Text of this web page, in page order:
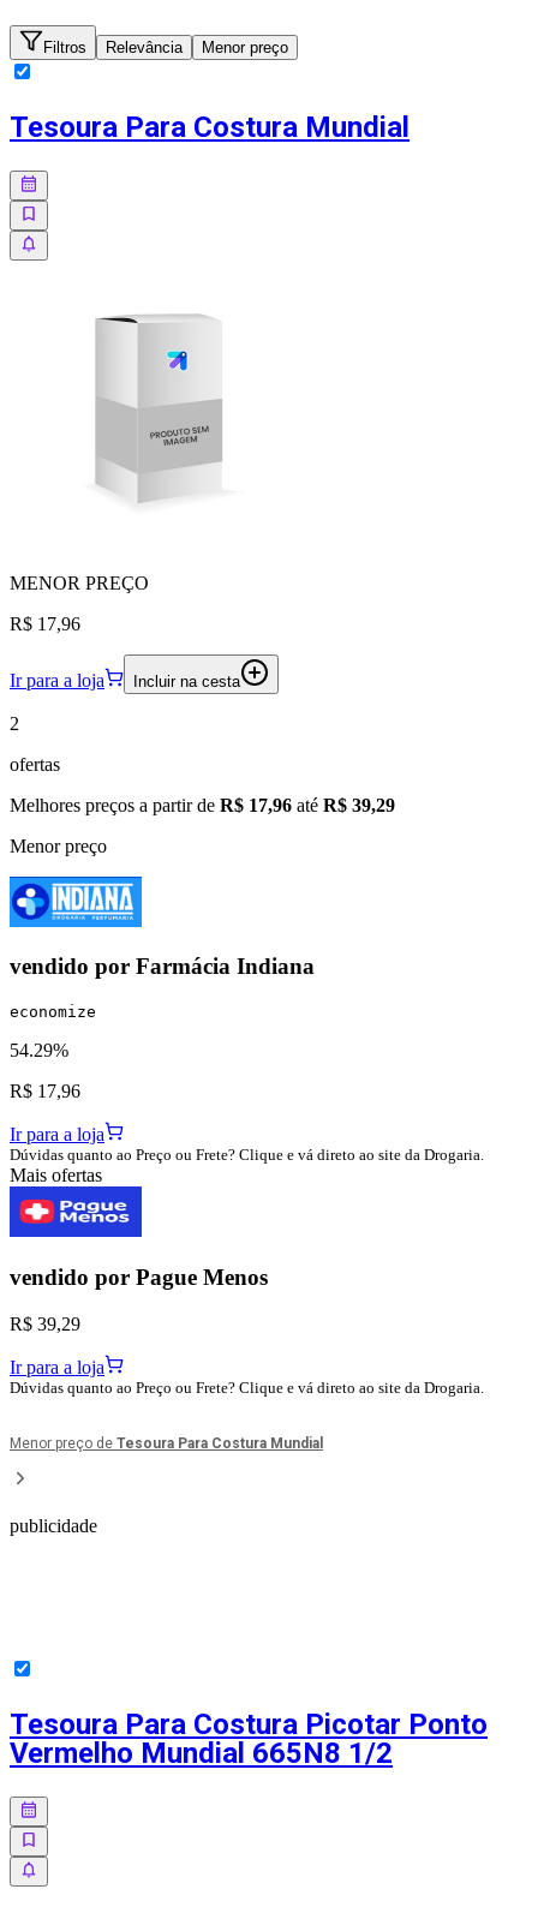
Filtros Relevância Menor preço
Tesoura Para Costura Mundial
MENOR PREÇO
R$ 17,96
Ir para a loja Incluir na cesta
2
ofertas
Melhores preços a partir de R$ 17,96 até R$ 39,29
Menor preço
vendido por Farmácia Indiana
economize
54.29%
R$ 17,96
Ir para a loja
Dúvidas quanto ao Preço ou Frete? Clique e vá direto ao site da Drogaria.
Mais ofertas
vendido por Pague Menos
R$ 39,29
Ir para a loja
Dúvidas quanto ao Preço ou Frete? Clique e vá direto ao site da Drogaria.
Menor preço de Tesoura Para Costura Mundial
publicidade
Tesoura Para Costura Picotar Ponto
Vermelho Mundial 665N8 1/2